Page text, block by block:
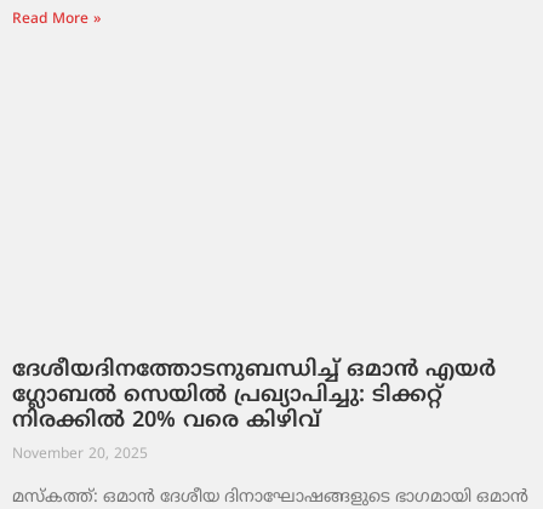
Read More »
ദേശീയദിനത്തോടനുബന്ധിച്ച് ഒമാൻ എയർ
ഗ്ലോബൽ സെയിൽ പ്രഖ്യാപിച്ചു: ടിക്കറ്റ്
നിരക്കിൽ 20% വരെ കിഴിവ്
November 20, 2025
മസ്‌കത്ത്: ഒമാൻ ദേശീയ ദിനാഘോഷങ്ങളുടെ ഭാഗമായി ഒമാൻ